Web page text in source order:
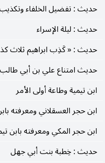
حديث : تفضيل الخلفاء
حديث : ليلة الإسراء
حديث : « كَذِب ابراهيم ثلاث
حديث امتناع علي بن أبي
ابن تيمية وطاعة أولى الأمر
ابن حجر العسقلاني ومعرفته
ابن حجر المكي ومعرفته بابن
حديث : خِطبة بنت أبي جهل
فثق بالذي عندي
لك اليوم آنفاً
واكتب عهداً
ترتضيه مؤكداً
فكتب اليه عمرو
أبى القلب مني أن
يخادع بالمكر